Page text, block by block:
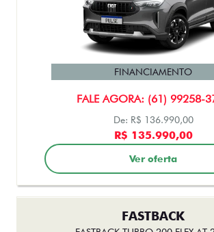
FALE AGORA: (61) 99258-
De: R$ 153.990,00
R$ 140.990,00
Ver oferta
STRADA
STRADA RANCH CABINE DUPLA TURBO